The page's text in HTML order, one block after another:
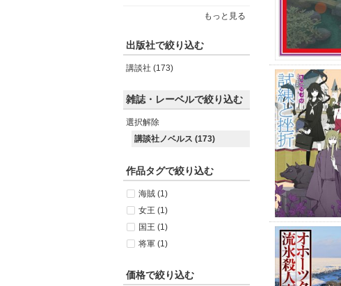
もっと見る
出版社で絞り込む
講談社 (173)
雑誌・レーベルで絞り込む
選択解除
講談社ノベルス (173)
作品タグで絞り込む
海賊 (1)
女王 (1)
国王 (1)
将軍 (1)
価格で絞り込む